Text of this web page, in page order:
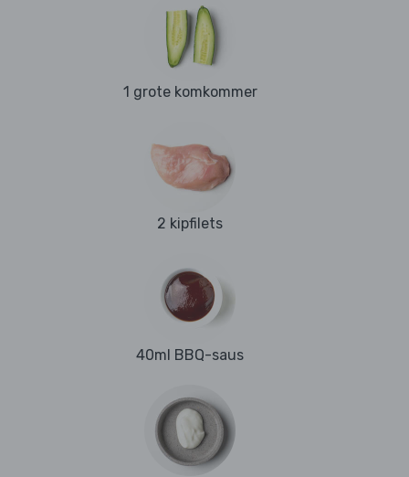
1 grote komkommer
2 kipfilets
40ml BBQ-saus